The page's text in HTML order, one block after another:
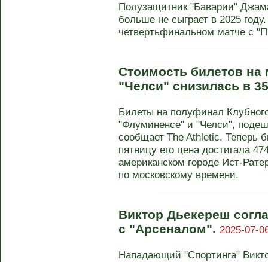
Полузащитник "Баварии"
больше не сыграет в 2025
четвертьфинальном матче с
Стоимость билетов
"Челси" снизилась в
Билеты на полуфинал
"Флуминенсе" и "Челси",
сообщает The Athletic. Теперь
пятницу его цена достигала
американском городе Ист-
по московскому времени.
Виктор Дьекереш
с "Арсеналом". 2025-07-
Нападающий "Спортинга"